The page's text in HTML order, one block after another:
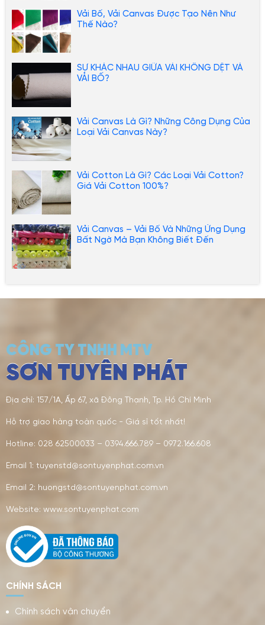
Vải Bố, Vải Canvas Được Tạo Nên Như
Thế Nào?
SỰ KHÁC NHAU GIỮA VẢI KHÔNG DỆT VÀ
VẢI BỐ?
Vải Canvas Là Gì? Những Công Dụng Của
Loại Vải Canvas Này?
Vải Cotton Là Gì? Các Loại Vải Cotton?
Giá Vải Cotton 100%?
Vải Canvas – Vải Bố Và Những Ứng Dụng
Bất Ngờ Mà Bạn Không Biết Đến
CÔNG TY TNHH MTV
SƠN TUYÊN PHÁT
Địa chỉ: 157/1A, Ấp 67, xã Đông Thạnh, Tp. Hồ Chí Minh
Hỗ trợ giao hàng toàn quốc - Giá sỉ tốt nhất!
Hotline: 028 62500033 – 0394.666.789 – 0972.166.608
Email 1: tuyenstd@sontuyenphat.com.vn
Email 2: huongstd@sontuyenphat.com.vn
Website: www.sontuyenphat.com
CHÍNH SÁCH
Chính sách vận chuyển